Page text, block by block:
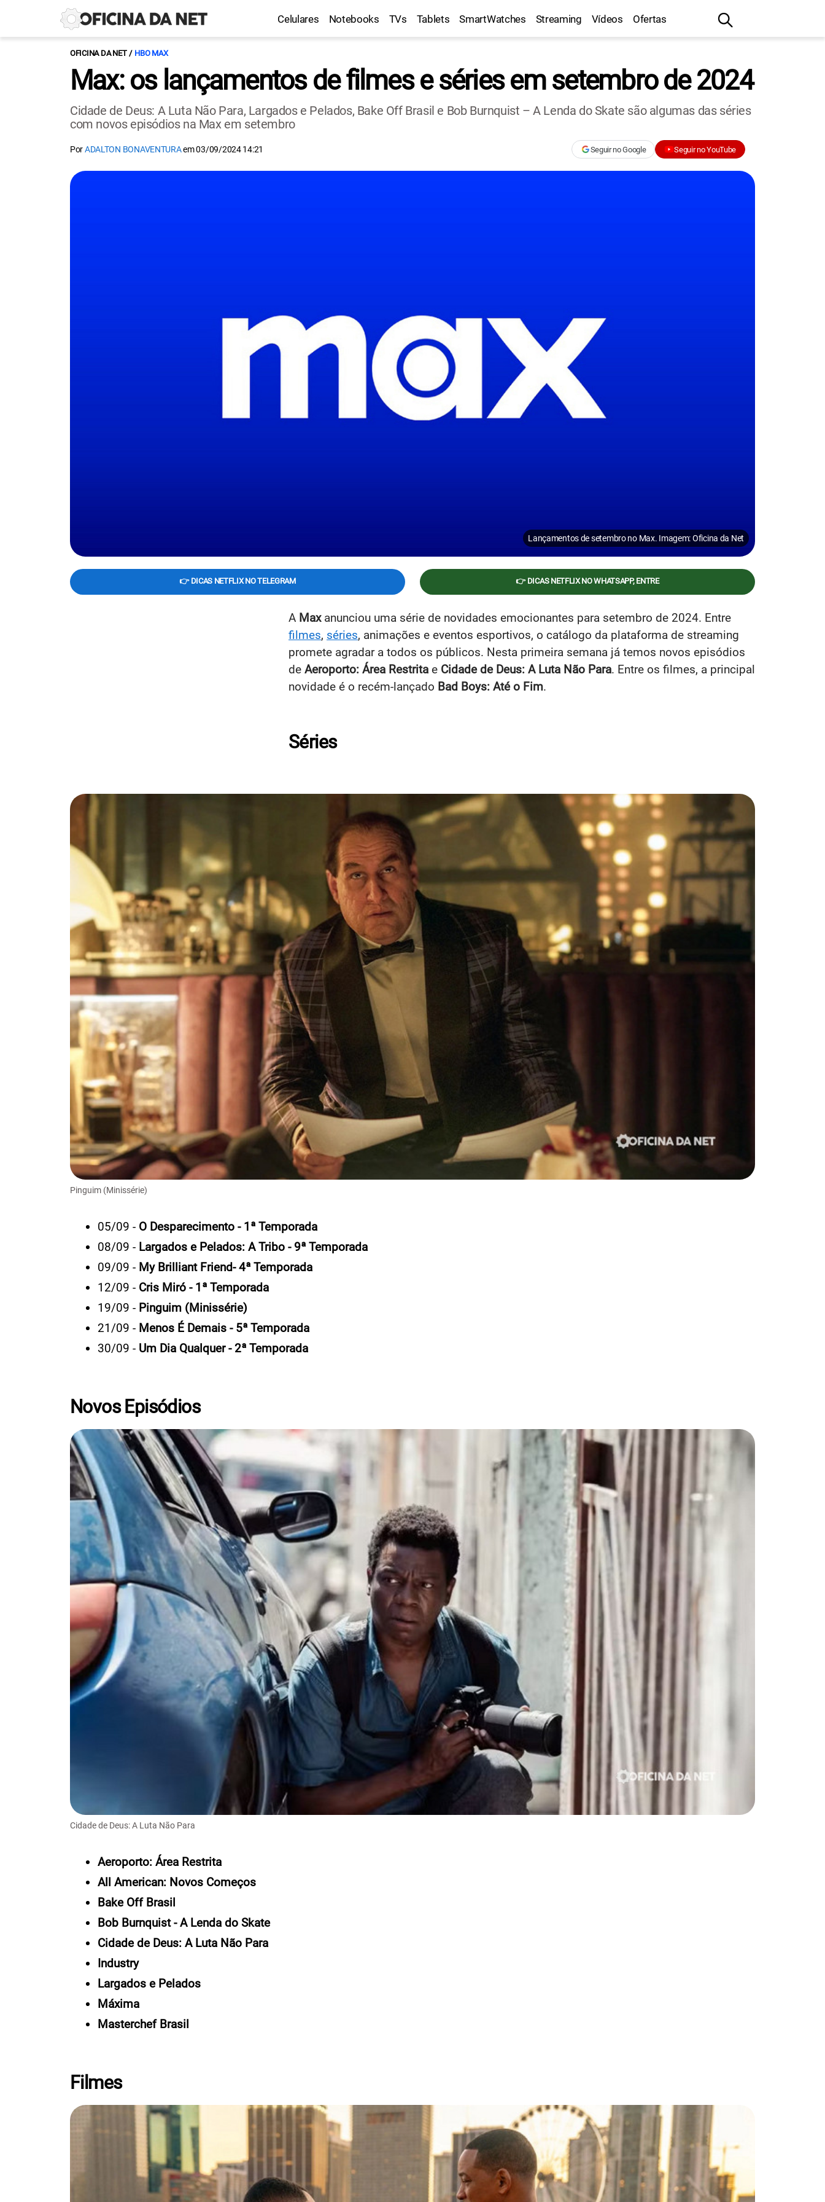
Celulares Notebooks TVs Tablets SmartWatches Streaming Vídeos Ofertas
OFICINA DA NET HBO MAX
Max: os lançamentos de filmes e séries em setembro de 2024
Cidade de Deus: A Luta Não Para, Largados e Pelados, Bake Off Brasil e Bob Burnquist – A Lenda do Skate são algumas das séries
com novos episódios na Max em setembro
PorADALTON BONAVENTURAem03/09/2024 14:21 Seguir no Google Seguir no YouTube
Lançamentos de setembro no Max. Imagem: Oficina da Net
👉 DICAS NETFLIX NO TELEGRAM 👉 DICAS NETFLIX NO WHATSAPP, ENTRE
A Max anunciou uma série de novidades emocionantes para setembro de 2024. Entre
filmes, séries, animações e eventos esportivos, o catálogo da plataforma de streaming
promete agradar a todos os públicos. Nesta primeira semana já temos novos episódios
de Aeroporto: Área Restrita e Cidade de Deus: A Luta Não Para. Entre os filmes, a principal
novidade é o recém-lançado Bad Boys: Até o Fim.
Séries
Pinguim (Minissérie)
05/09 - O Desparecimento - 1ª Temporada
08/09 - Largados e Pelados: A Tribo - 9ª Temporada
09/09 - My Brilliant Friend- 4ª Temporada
12/09 - Cris Miró - 1ª Temporada
19/09 - Pinguim (Minissérie)
21/09 - Menos É Demais - 5ª Temporada
30/09 - Um Dia Qualquer - 2ª Temporada
Novos Episódios
Cidade de Deus: A Luta Não Para
Aeroporto: Área Restrita
All American: Novos Começos
Bake Off Brasil
Bob Burnquist - A Lenda do Skate
Cidade de Deus: A Luta Não Para
Industry
Largados e Pelados
Máxima
Masterchef Brasil
Filmes